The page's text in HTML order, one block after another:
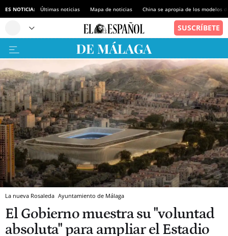
ES NOTICIA: Últimas noticias Mapa de noticias China se apropia de los modelos
La nueva Rosaleda Ayuntamiento de Málaga
El Gobierno muestra su "voluntad
absoluta" para ampliar el Estadio